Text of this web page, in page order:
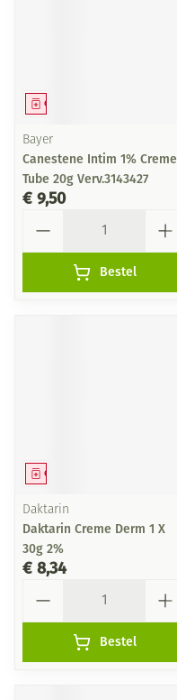
Geneesmiddel
Bayer
Canestene Intim 1% Creme
Tube 20g Verv.3143427
€ 9,50
Bestel
Geneesmiddel
Daktarin
Daktarin Creme Derm 1 X
30g 2%
€ 8,34
Bestel